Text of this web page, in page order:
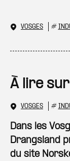
VOSGES #
À lire
VOSGES #
Dans les
Drangsland
du site